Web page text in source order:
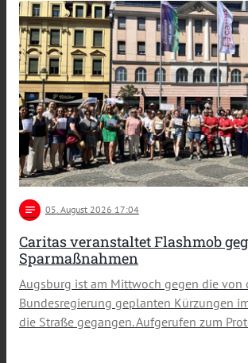
notes 05. August 2026 17:04
Caritas veranstaltet Flashmob
Sparmaßnahmen
Augsburg ist am Mittwoch gegen die von
Bundesregierung geplanten Kürzungen
die Straße gegangen. Aufgerufen zum